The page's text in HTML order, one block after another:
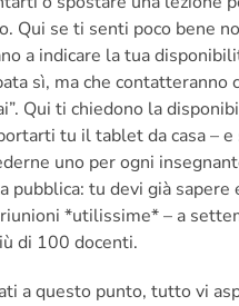
Qui se ti senti poco bene
a indicare la tua
sì, ma che
Qui ti chiedono la
tu il tablet da casa –
uno per ogni
pubblica: tu devi già
*utilissime* – a
di 100 docenti.
a questo punto, tutto vi